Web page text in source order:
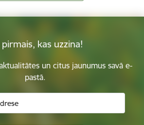
pirmais, kas uzzina!
un citus jaunumus savā e-
pastā.